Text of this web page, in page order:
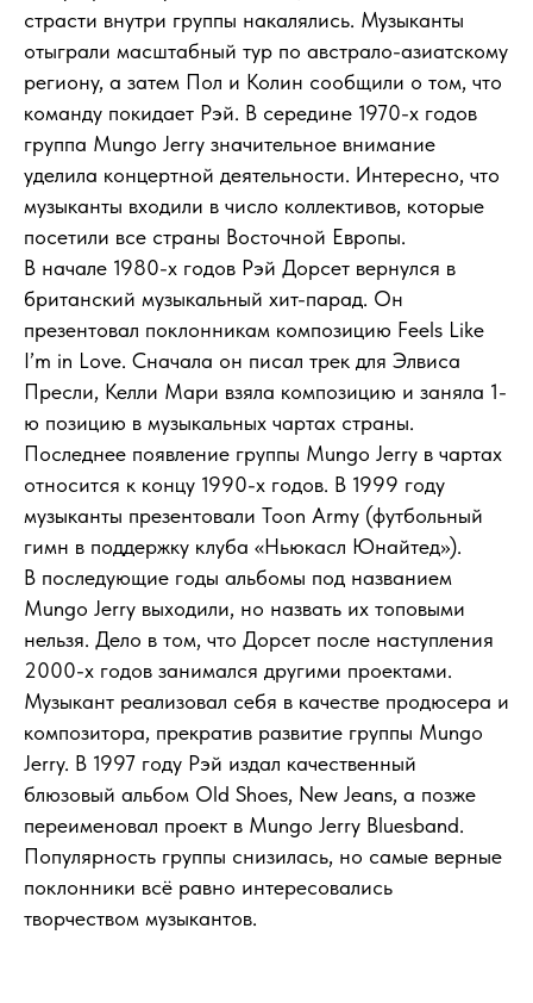
страсти внутри группы накалялись. Музыканты
отыграли масштабный тур по австрало-азиатскому
региону, а затем Пол и Колин сообщили о том, что
команду покидает Рэй. В середине 1970-х годов
группа Mungo Jerry значительное внимание
уделила концертной деятельности. Интересно, что
музыканты входили в число коллективов, которые
посетили все страны Восточной Европы.
В начале 1980-х годов Рэй Дорсет вернулся в
британский музыкальный хит-парад. Он
презентовал поклонникам композицию Feels Like
I’m in Love. Сначала он писал трек для Элвиса
Пресли, Келли Мари взяла композицию и заняла 1-
ю позицию в музыкальных чартах страны.
Последнее появление группы Mungо Jerry в чартах
относится к концу 1990-х годов. В 1999 году
музыканты презентовали Toon Army (футбольный
гимн в поддержку клуба «Ньюкасл Юнайтед»).
В последующие годы альбомы под названием
Mungo Jerry выходили, но назвать их топовыми
нельзя. Дело в том, что Дорсет после наступления
2000-х годов занимался другими проектами.
Музыкант реализовал себя в качестве продюсера и
композитора, прекратив развитие группы Mungo
Jerry. В 1997 году Рэй издал качественный
блюзовый альбом Old Shoes, New Jeans, а позже
переименовал проект в Mungo Jerry Bluesband.
Популярность группы снизилась, но самые верные
поклонники всё равно интересовались
творчеством музыкантов.